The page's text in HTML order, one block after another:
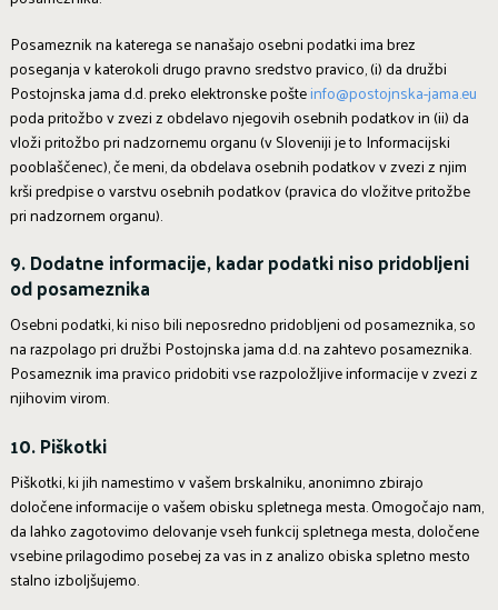
Posameznik na katerega se nanašajo osebni podatki ima brez
poseganja v katerokoli drugo pravno sredstvo pravico, (i) da družbi
Postojnska jama d.d. preko elektronske pošteinfo@postojnska-jama.eu
poda pritožbo v zvezi z obdelavo njegovih osebnih podatkov in (ii) da
vloži pritožbo pri nadzornemu organu (v Sloveniji je to Informacijski
pooblaščenec), če meni, da obdelava osebnih podatkov v zvezi z njim
krši predpise o varstvu osebnih podatkov (pravica do vložitve pritožbe
pri nadzornem organu).
9. Dodatne informacije, kadar podatki niso pridobljeni
od posameznika
Osebni podatki, ki niso bili neposredno pridobljeni od posameznika, so
na razpolago pri družbi Postojnska jama d.d. na zahtevo posameznika.
Posameznik ima pravico pridobiti vse razpoložljive informacije v zvezi z
njihovim virom.
10. Piškotki
Piškotki, ki jih namestimo v vašem brskalniku, anonimno zbirajo
določene informacije o vašem obisku spletnega mesta. Omogočajo nam,
da lahko zagotovimo delovanje vseh funkcij spletnega mesta, določene
vsebine prilagodimo posebej za vas in z analizo obiska spletno mesto
stalno izboljšujemo.